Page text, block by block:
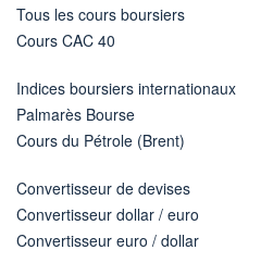
Tous les cours boursiers
Cours CAC 40
Indices boursiers internationaux
Palmarès Bourse
Cours du Pétrole (Brent)
Convertisseur de devises
Convertisseur dollar / euro
Convertisseur euro / dollar